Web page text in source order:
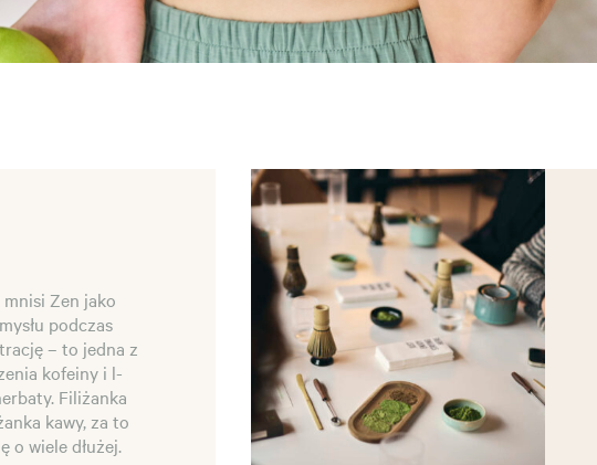
Zen jako
podczas
– to jedna z
kofeiny i l-
Filiżanka
kawy, za to
o wiele dłużej.